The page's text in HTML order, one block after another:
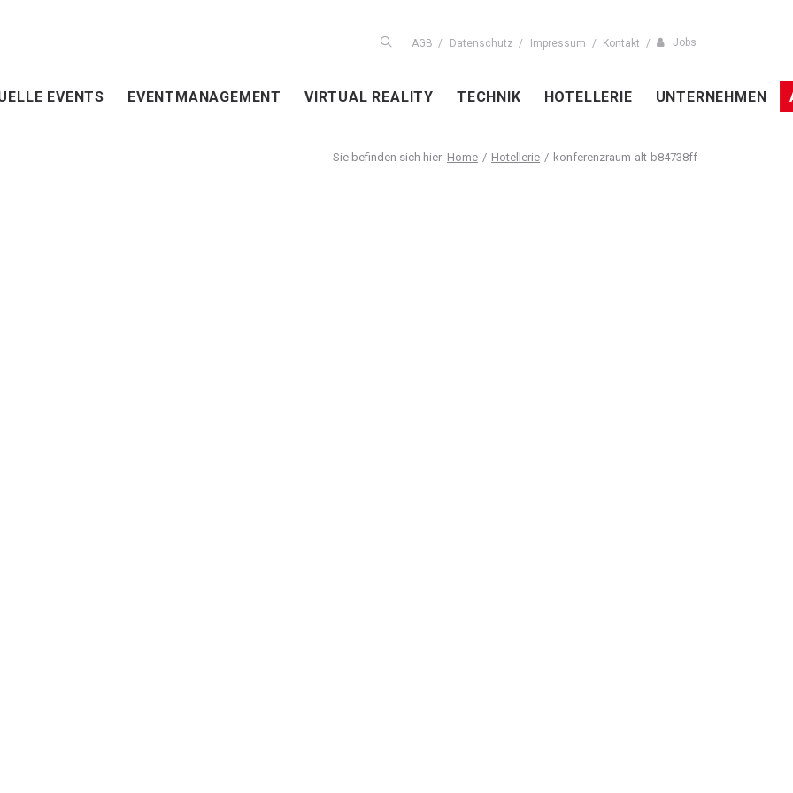
AGB Datenschutz Impressum Kontakt Jobs
EVENTS EVENTMANAGEMENT VIRTUAL REALITY TECHNIK HOTELLERIE UNTERNEHMEN
Home Hotellerie konferenzraum-alt-b84738ff